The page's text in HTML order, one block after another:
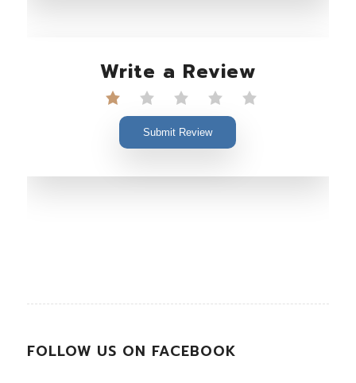
Write a Review
Submit Review
FOLLOW US ON FACEBOOK